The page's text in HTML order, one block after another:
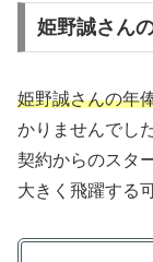
姫野誠さん
姫野誠さんの年
かりませんでし
契約からのスタ
大きく飛躍する